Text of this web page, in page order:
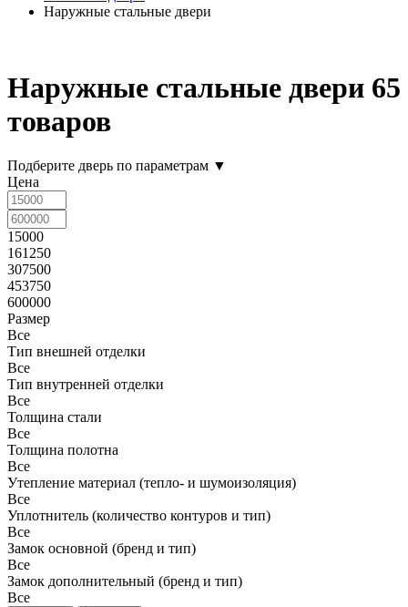
Наружные стальные двери
Наружные стальные двери 65
товаров
Подберите дверь по параметрам ▼
Цена
15000
161250
307500
453750
600000
Размер
Все
Тип внешней отделки
Все
Тип внутренней отделки
Все
Толщина стали
Все
Толщина полотна
Все
Утепление материал (тепло- и шумоизоляция)
Все
Уплотнитель (количество контуров и тип)
Все
Замок основной (бренд и тип)
Все
Замок дополнительный (бренд и тип)
Все